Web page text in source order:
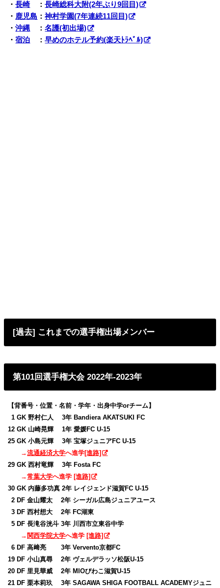
・長崎：長崎総科大附(2年ぶり9回目)
・ 鹿児島 ：神村学園(7年連続11回目)
・沖縄 ：名護(初出場)
・宿泊 ：早めのホテル予約(楽天ﾄﾗﾍﾞﾙ)
[過去] これまでの選手権出場メンバー
第101回選手権大会 2022年-2023年
【背番号・位置・名前・学年・出身中学orチーム】
01 GK 野村仁人 3年 Bandiera AKATSUKI FC
12 GK 山崎晃輝 1年 愛媛FC U-15
25 GK 小島元輝 3年 宝塚ジュニアFC U-15
→流通経済大学へ進学[進路]
29 GK 西村竜輝 3年 Fosta FC
→常葉大学へ進学 [進路]
30 GK 内藤多功真 2年 レイジェンド滋賀FC U-15
02 DF 金山耀太 2年 シーガル広島ジュニアユース
03 DF 西村想大 2年 FC湖東
05 DF 長滝谷洸斗 3年 川西市立東谷中学
→ 関西学院大学へ進学 [進路]
06 DF 高﨑亮 3年 Vervento京都FC
19 DF 小山真尋 2年 ヴェルデラッソ松阪U-15
20 DF 里見華威 2年 MIOびわこ滋賀U-15
21 DF 栗本莉玖 3年 SAGAWA SHIGA FOOTBALL ACADEMYジュニ